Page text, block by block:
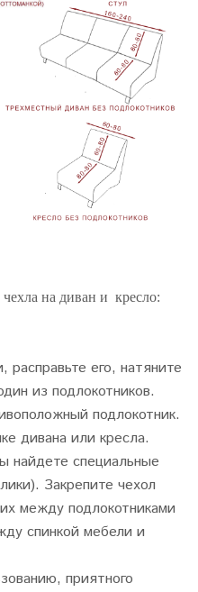
на диван и кресло:
расправьте его, натяните
из подлокотников.
подлокотник.
дивана или кресла.
найдете специальные
Закрепите чехол
между подлокотниками
спинкой мебели и
приятного